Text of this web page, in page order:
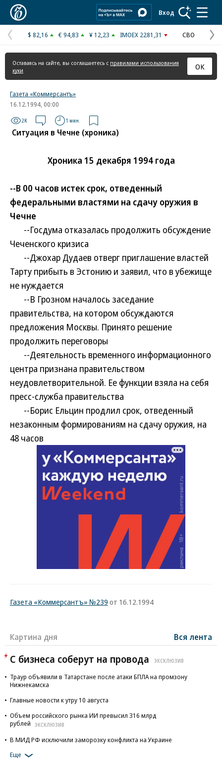
Вход
Предыдущая
страница
$ 82,16 € 94,83 ¥ 12,23 IMOEX 2281,31 СВО
Оставаясь на сайте, вы соглашаетесь с правилами использования
куки
ОК
Газета «Коммерсантъ»
16.12.1994, 00:00
2K 1 мин.
Ситуация в Чечне (хроника)
Хроника 15 декабря 1994 года
--В 00 часов истек срок, отведенный
федеральными властями на сдачу оружия в
Чечне
--Госдума отказалась продолжить обсуждение
Чеченского кризиса
--Джохар Дудаев отверг приглашение властей
Тарту прибыть в Эстонию и заявил, что в убежище
не нуждается
--В Грозном началось заседание
правительства, на котором обсуждаются
предложения Москвы. Принято решение
продолжить переговоры
--Деятельность временного информационного
центра признана правительством
неудовлетворительной. Ее функции взяла на себя
пресс-служба правительства
--Борис Ельцин продлил срок, отведенный
незаконным формированиям на сдачу оружия, на
48 часов
Газета «Коммерсантъ» №239 от 16.12.1994
Картина дня Вся лента
С бизнеса соберут на провода ЭКСКЛЮЗИВ
Траур объявили в Татарстане после атаки БПЛА на промзону
Нижнекамска
Главные новости к утру 10 августа
Объем российского рынка ИИ превысил 316 млрд
рублей
ЭКСКЛЮЗИВ
В МИД РФ исключили заморозку конфликта на Украине
Еще